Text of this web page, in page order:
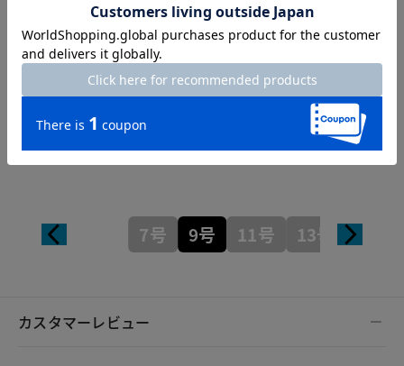
7号 9号 11号 13号
カスタマーレビュー